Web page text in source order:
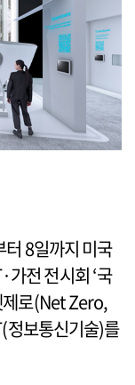
8일까지 미국
가전 전시회 ‘국
제로(Net Zero,
정보통신기술)를